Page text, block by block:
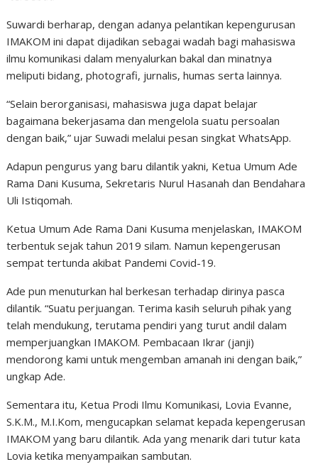
Suwardi berharap, dengan adanya pelantikan kepengurusan
IMAKOM ini dapat dijadikan sebagai wadah bagi mahasiswa
ilmu komunikasi dalam menyalurkan bakal dan minatnya
meliputi bidang, photografi, jurnalis, humas serta lainnya.
“Selain berorganisasi, mahasiswa juga dapat belajar
bagaimana bekerjasama dan mengelola suatu persoalan
dengan baik,” ujar Suwadi melalui pesan singkat WhatsApp.
Adapun pengurus yang baru dilantik yakni, Ketua Umum Ade
Rama Dani Kusuma, Sekretaris Nurul Hasanah dan Bendahara
Uli Istiqomah.
Ketua Umum Ade Rama Dani Kusuma menjelaskan, IMAKOM
terbentuk sejak tahun 2019 silam. Namun kepengerusan
sempat tertunda akibat Pandemi Covid-19.
Ade pun menuturkan hal berkesan terhadap dirinya pasca
dilantik. “Suatu perjuangan. Terima kasih seluruh pihak yang
telah mendukung, terutama pendiri yang turut andil dalam
memperjuangkan IMAKOM. Pembacaan Ikrar (janji)
mendorong kami untuk mengemban amanah ini dengan baik,”
ungkap Ade.
Sementara itu, Ketua Prodi Ilmu Komunikasi, Lovia Evanne,
S.K.M., M.I.Kom, mengucapkan selamat kepada kepengerusan
IMAKOM yang baru dilantik. Ada yang menarik dari tutur kata
Lovia ketika menyampaikan sambutan.